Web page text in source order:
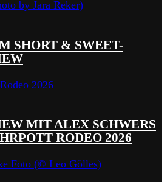
SHORT & SWEET-
MIT ALEX SCHWERS
RODEO 2026